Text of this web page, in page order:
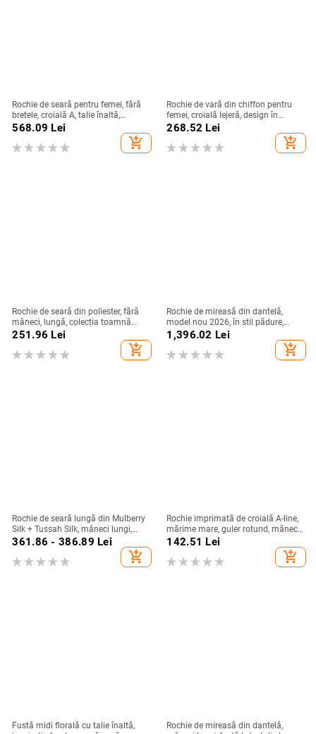
Rochie de seară pentru femei, fără
bretele, croială A, talie înaltă,
mâneci 3/4, fustă lungă
568.09 Lei
add_shopping_cart
Rochie de vară din chiffon pentru
femei, croială lejeră, design în
straturi, guler rotund, mâneci clopot,
268.52 Lei
add_shopping_cart
Rochie de seară din poliester, fără
mâneci, lungă, colecția toamnă
2024
251.96 Lei
add_shopping_cart
Rochie de mireasă din dantelă,
model nou 2026, în stil pădure,
mâneci lungi, siluetă sirenă
1,396.02 Lei
add_shopping_cart
Rochie de seară lungă din Mulberry
Silk + Tussah Silk, mâneci lungi,
croială lungă, potrivită pentru
banchet și gală, primăvara 2025
361.86 - 386.89 Lei
add_shopping_cart
Rochie imprimată de croială A-line,
mărime mare, guler rotund, mâneci
clopot, toamnă 2025, stil european-
142.51 Lei
add_shopping_cart
Fustă midi florală cu talie înaltă,
Rochie de mireasă din dantelă,